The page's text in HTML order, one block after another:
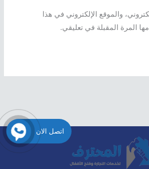
والموقع الإلكتروني في هذا
المرة المقبلة في تعليقي.
اتصل الان